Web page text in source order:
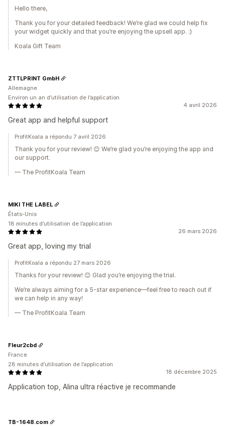
Hello there,
Thank you for your detailed feedback! We’re glad we could help fix
your widget quickly and that you’re enjoying the upsell app. :)
Koala Gift Team
4 avril 2026
Great app and helpful support
ZTTLPRINT GmbH
Allemagne
Environ un an d’utilisation de l’application
ProfitKoala a répondu 7 avril 2026
Thank you for your review! 😊 We’re glad you’re enjoying the app and
our support.
— The ProfitKoala Team
26 mars 2026
Great app, loving my trial
MIKI THE LABEL
États-Unis
18 minutes d’utilisation de l’application
ProfitKoala a répondu 27 mars 2026
Thanks for your review! 😊 Glad you’re enjoying the trial.
We’re always aiming for a 5-star experience—feel free to reach out if
we can help in any way!
— The ProfitKoala Team
18 décembre 2025
Application top, Alina ultra réactive je recommande
Fleur2cbd
France
28 minutes d’utilisation de l’application
TB-1648.com